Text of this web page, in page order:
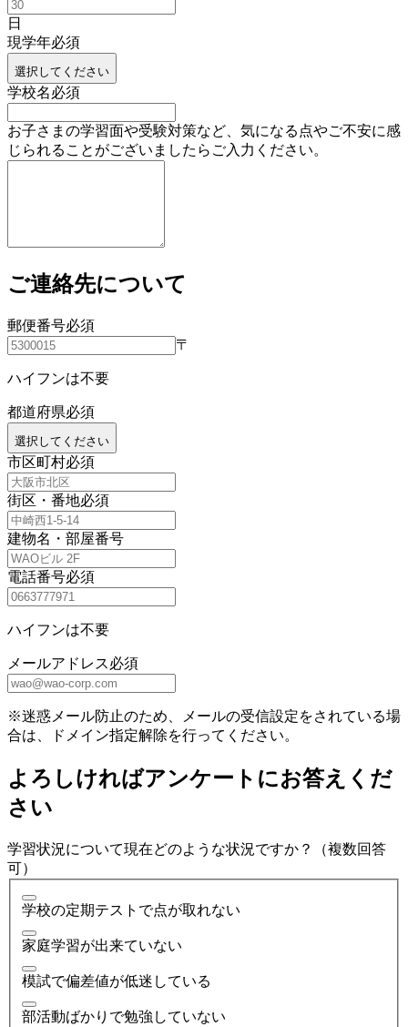
日
現学年必須
選択してください
学校名必須
お子さまの学習面や受験対策など、気になる点やご不安に感
じられることがございましたらご入力ください。
ご連絡先について
郵便番号必須
〒
ハイフンは不要
都道府県必須
選択してください
市区町村必須
街区・番地必須
建物名・部屋番号
電話番号必須
ハイフンは不要
メールアドレス必須
※迷惑メール防止のため、メールの受信設定をされている場
合は、ドメイン指定解除を行ってください。
よろしければアンケートにお答えくだ
さい
学習状況について現在どのような状況ですか？（複数回答
可）
学校の定期テストで点が取れない
家庭学習が出来ていない
模試で偏差値が低迷している
部活動ばかりで勉強していない